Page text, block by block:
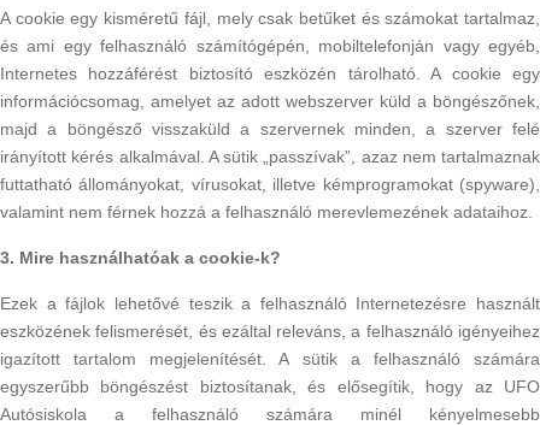
A cookie egy kisméretű fájl, mely csak betűket és számokat tartalmaz,
és ami egy felhasználó számítógépén, mobiltelefonján vagy egyéb,
Internetes hozzáférést biztosító eszközén tárolható. A cookie egy
információcsomag, amelyet az adott webszerver küld a böngészőnek,
majd a böngésző visszaküld a szervernek minden, a szerver felé
irányított kérés alkalmával. A sütik „passzívak”, azaz nem tartalmaznak
futtatható állományokat, vírusokat, illetve kémprogramokat (spyware),
valamint nem férnek hozzá a felhasználó merevlemezének adataihoz.
3. Mire használhatóak a cookie-k?
Ezek a fájlok lehetővé teszik a felhasználó Internetezésre használt
eszközének felismerését, és ezáltal releváns, a felhasználó igényeihez
igazított tartalom megjelenítését. A sütik a felhasználó számára
egyszerűbb böngészést biztosítanak, és elősegítik, hogy az UFO
Autósiskola a felhasználó számára minél kényelmesebb